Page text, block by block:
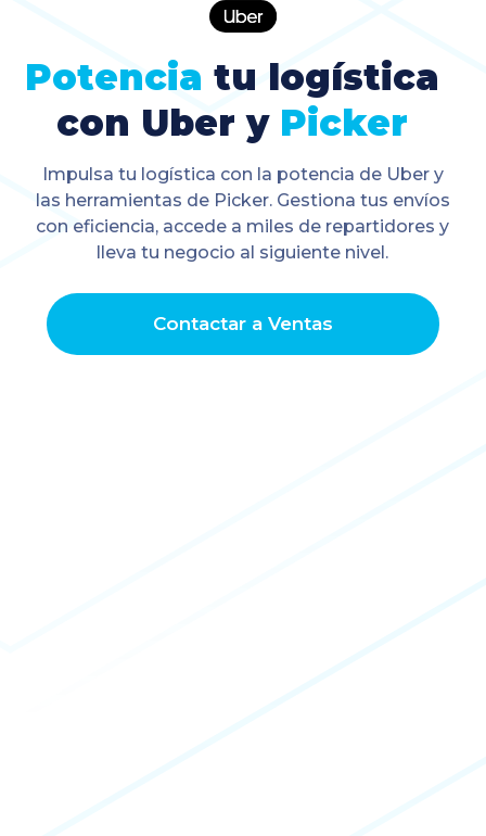
Potencia tu logística
con Uber y Picker
Impulsa tu logística con la potencia de Uber y
las herramientas de Picker. Gestiona tus envíos
con eficiencia, accede a miles de repartidores y
lleva tu negocio al siguiente nivel.
Contactar a Ventas